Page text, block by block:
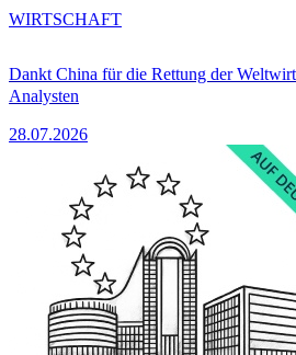
Dankt China für die Rettung der
Analysten
28.07.2026
WIRTSCHAFT